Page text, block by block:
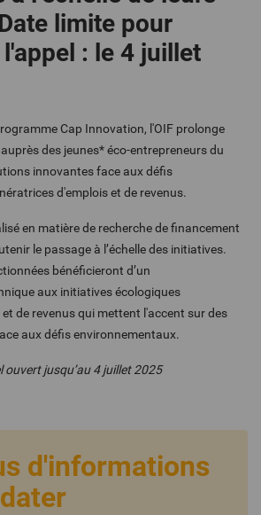
limite pour
: le 4 juillet
Cap Innovation, l'OIF prolonge
des jeunes* éco-entrepreneurs du
innovantes face aux défis
d'emplois et de revenus.
en matière de recherche de financement
le passage à l’échelle des initiatives.
bénéficieront d’un
aux initiatives écologiques
de revenus qui mettent l'accent sur des
aux défis environnementaux.
ouvert jusqu’au 4 juillet 2025
d'informations